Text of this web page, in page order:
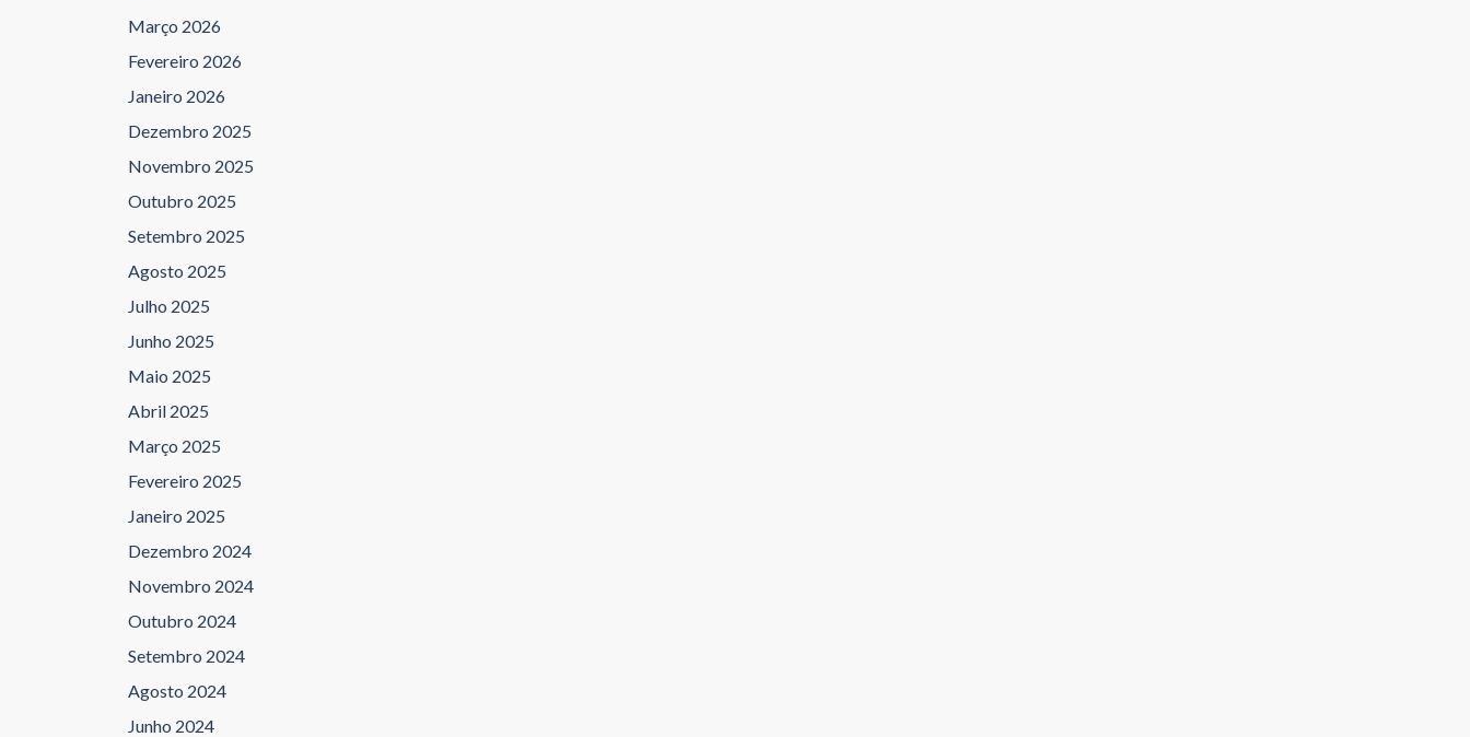
Março 2026
Fevereiro 2026
Janeiro 2026
Dezembro 2025
Novembro 2025
Outubro 2025
Setembro 2025
Agosto 2025
Julho 2025
Junho 2025
Maio 2025
Abril 2025
Março 2025
Fevereiro 2025
Janeiro 2025
Dezembro 2024
Novembro 2024
Outubro 2024
Setembro 2024
Agosto 2024
Junho 2024